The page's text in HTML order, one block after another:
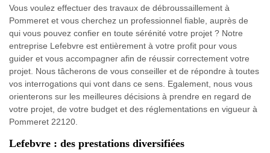
Vous voulez effectuer des travaux de débroussaillement à
Pommeret et vous cherchez un professionnel fiable, auprès de
qui vous pouvez confier en toute sérénité votre projet ? Notre
entreprise Lefebvre est entièrement à votre profit pour vous
guider et vous accompagner afin de réussir correctement votre
projet. Nous tâcherons de vous conseiller et de répondre à toutes
vos interrogations qui vont dans ce sens. Egalement, nous vous
orienterons sur les meilleures décisions à prendre en regard de
votre projet, de votre budget et des réglementations en vigueur à
Pommeret 22120.
Lefebvre : des prestations diversifiées